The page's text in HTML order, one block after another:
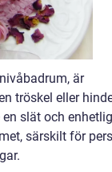
är
tröskel eller
slät och
särskilt för